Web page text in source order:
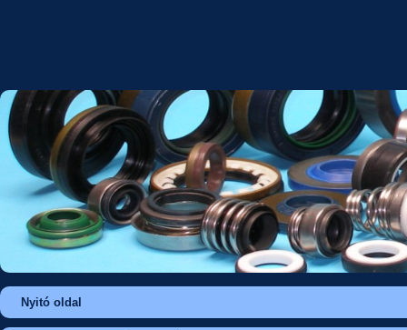
Nyitó oldal